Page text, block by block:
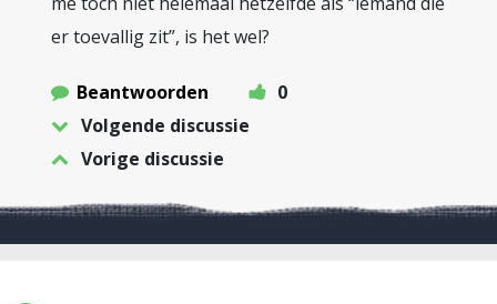
er toevallig zit”, is het wel?
Beantwoorden
0
Volgende discussie
Vorige discussie